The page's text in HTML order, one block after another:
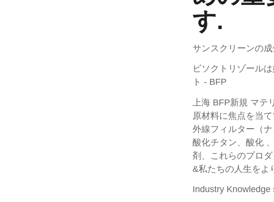
す.
サンスクリーンの
ビソクトリゾール
ト - BFP
上海 BFP新規 マ
原材料に焦点を当
外線フィルター（
酸化チタン、酸化
剤、これらのプロ
&私たちの人生をよ
Industry Knowledge